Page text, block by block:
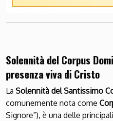
Solennità del Corpus
presenza viva di Cristo
La Solennità del Santissimo
comunemente nota come
Signore”), è una delle